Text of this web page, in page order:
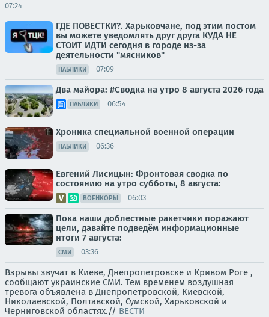
07:24
ГДЕ ПОВЕСТКИ?. Харьковчане, под этим постом
вы можете уведомлять друг друга КУДА НЕ
СТОИТ ИДТИ сегодня в городе из-за
деятельности "мясников"
ПАБЛИКИ 07:09
Два майора: #Сводка на утро 8 августа 2026 года
ПАБЛИКИ 06:54
Хроника специальной военной операции
ПАБЛИКИ 06:36
Евгений Лисицын: Фронтовая сводка по
состоянию на утро субботы, 8 августа:
ВОЕНКОРЫ 06:03
Пока наши доблестные ракетчики поражают
цели, давайте подведём информационные
итоги 7 августа:
СМИ 03:36
Взрывы звучат в Киеве, Днепропетровске и Кривом Роге ,
сообщают украинские СМИ. Тем временем воздушная
тревога объявлена в Днепропетровской, Киевской,
Николаевской, Полтавской, Сумской, Харьковской и
Черниговской областях.// ВЕСТИ